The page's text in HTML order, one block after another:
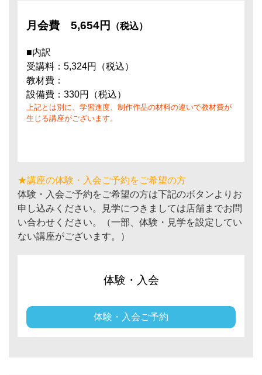
月会費 5,654円 （税込）
■内訳
受講料：5,324円（税込）
教材費：
設備費：330円（税込）
上記とは別に、学習進度、制作作品の材料の違いで教材費が
生じる講座がございます。
★講座の体験・入会ご予約をご希望の方
体験・入会ご予約をご希望の方は下記のボタンよりお
申し込みください。見学につきましては店舗までお問
い合わせください。（一部、体験・見学を設定してい
ない講座がございます。）
体験・入会
体験・入会ご予約